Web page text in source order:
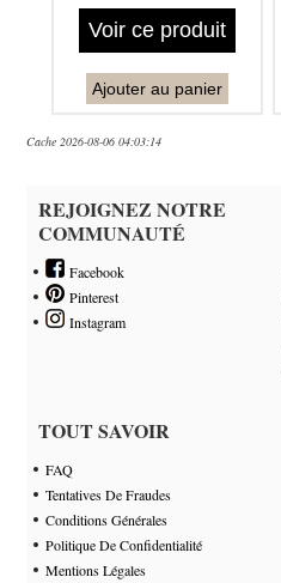
Voir ce produit
Ajouter au panier
Cache 2026-08-06 04:03:14
REJOIGNEZ NOTRE
COMMUNAUTÉ
Facebook
Pinterest
Instagram
TOUT SAVOIR
FAQ
Tentatives De Fraudes
Conditions Générales
Politique De Confidentialité
Mentions Légales